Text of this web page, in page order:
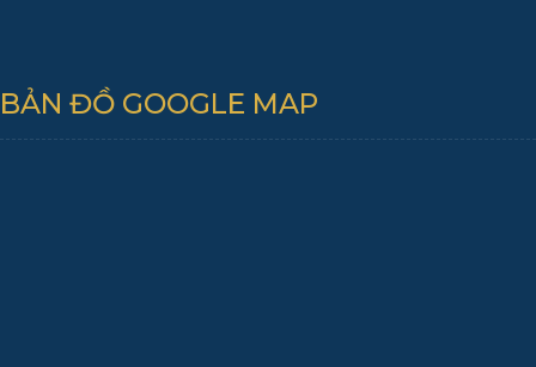
BẢN ĐỒ GOOGLE MAP